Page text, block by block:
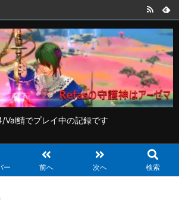
Val鯖でプレイ中の記録です
ー 前へ 次へ 検索